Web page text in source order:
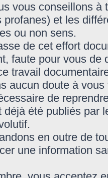
vous conseillons
profanes) et les
ou non sens.
de cet effort
faute pour vous de
travail
aucun doute à
de
déjà été publiés par
en outre de
une information